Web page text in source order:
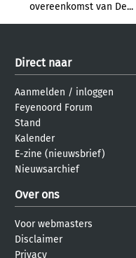
overeenkomst van De...
Direct naar
Aanmelden / inloggen
Feyenoord Forum
Stand
Kalender
E-zine (nieuwsbrief)
Nieuwsarchief
Over ons
Voor webmasters
Disclaimer
Privacy